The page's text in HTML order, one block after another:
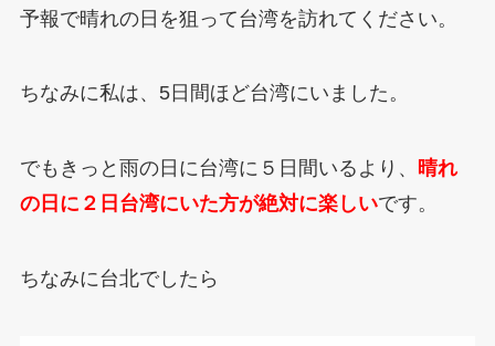
予報で晴れの日を狙って台湾を訪れてください。
ちなみに私は、5日間ほど台湾にいました。
でもきっと雨の日に台湾に５日間いるより、 晴れ
の日に２日台湾にいた方が絶対に楽しいです。
ちなみに台北でしたら